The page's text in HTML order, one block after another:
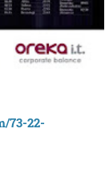
73-22-